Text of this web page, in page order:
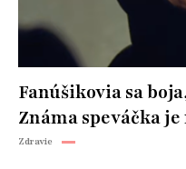
Fanúšikovia sa
Známa speváčka
Zdravie